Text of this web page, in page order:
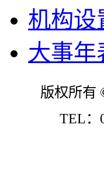
机构设
大事年
版权所有
TEL：